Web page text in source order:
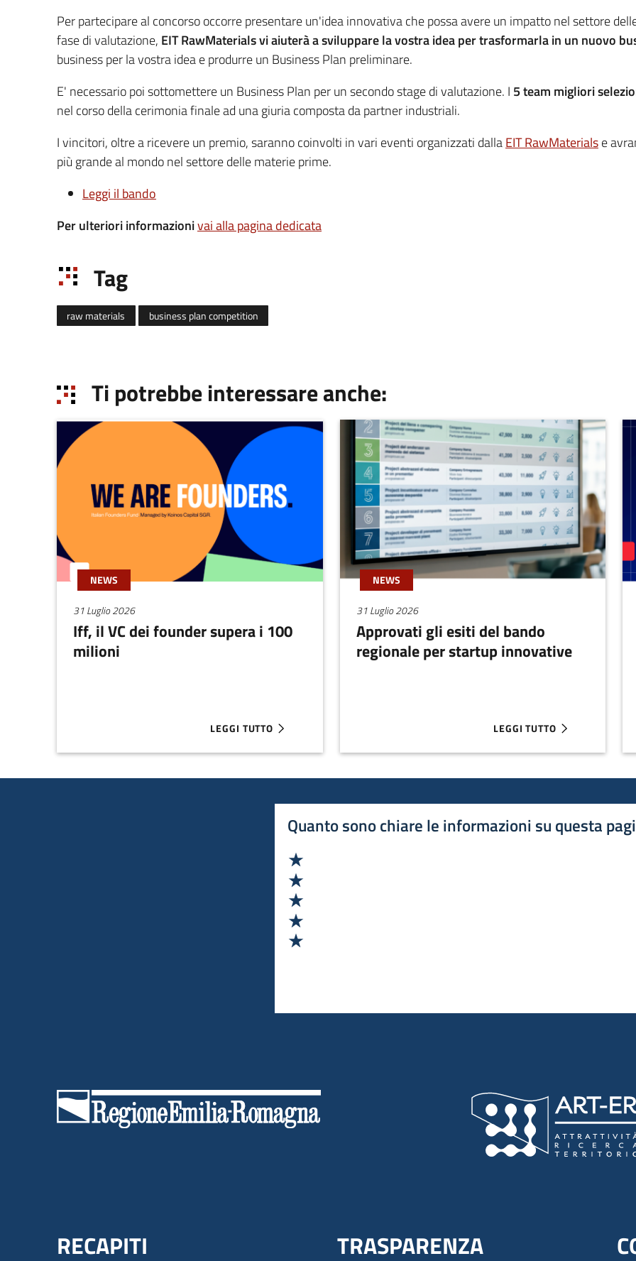
Per partecipare al concorso occorre presentare un'idea innovativa che possa avere un impatto nel settore
fase di valutazione, EIT RawMaterials vi aiuterà a sviluppare la vostra idea per trasformarla in un nuovo
business per la vostra idea e produrre un Business Plan preliminare.
E' necessario poi sottomettere un Business Plan per un secondo stage di valutazione. I 5 team migliori
nel corso della cerimonia finale ad una giuria composta da partner industriali.
I vincitori, oltre a ricevere un premio, saranno coinvolti in vari eventi organizzati dallaEIT RawMaterialse
più grande al mondo nel settore delle materie prime.
Leggi il bando
Per ulteriori informazionivai alla pagina dedicata
Tag
raw materials business plan competition
Ti potrebbe interessare anche:
NEWS
31 Luglio 2026
Iff, il VC dei founder supera i 100
milioni
LEGGI TUTTO
ABOUT IFF, IL VC DEI FOUNDER SUPERA I 100 MILIONI
NEWS
31 Luglio 2026
Approvati gli esiti del bando
regionale per startup innovative
LEGGI TUTTO
ABOUT APPROVATI GLI ESITI
Quanto sono chiare le informazioni su questa
Menu Footer
RECAPITI TRASPARENZA